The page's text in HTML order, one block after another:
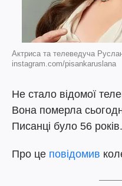
Актриса та телеведуча
instagram.com/pisankaruslana
Не стало відомої
Вона померла
Писанці було 56 років.
Про це повідомив